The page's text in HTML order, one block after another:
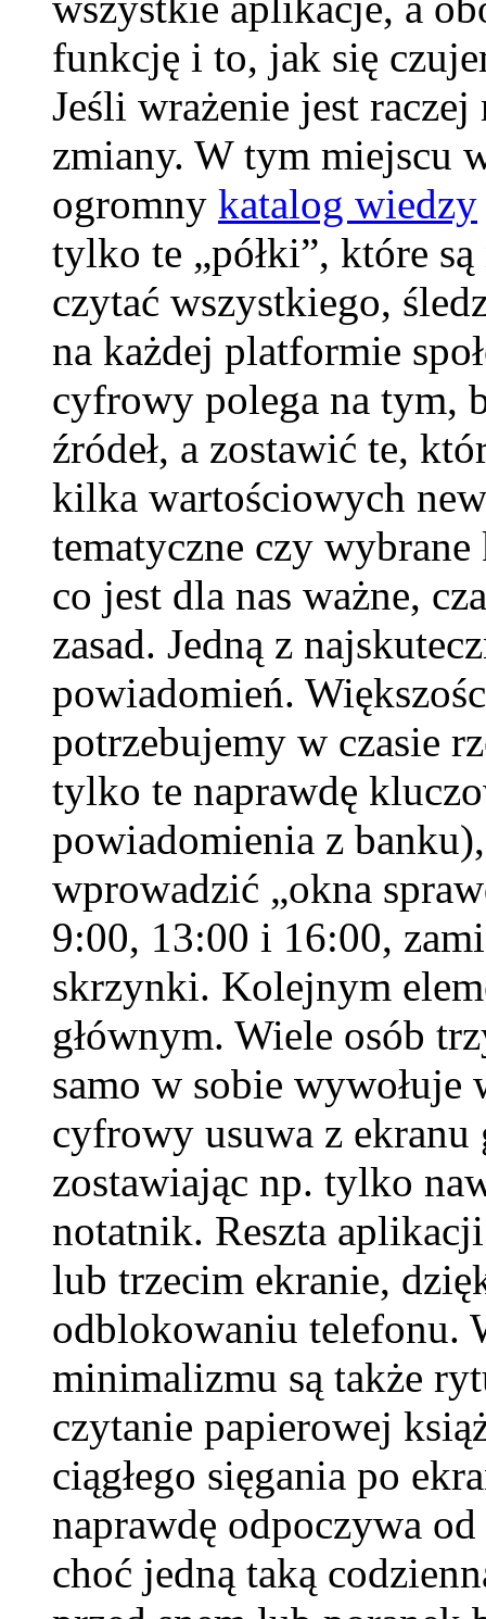
funkcję i to, jak się
Jeśli wrażenie jest
zmiany. W tym miejscu
ogromny katalog wiedzy
tylko te „półki”, które
czytać wszystkiego,
na każdej platformie
cyfrowy polega na tym,
źródeł, a zostawić te,
kilka wartościowych
tematyczne czy
co jest dla nas ważne,
zasad. Jedną z
powiadomień.
potrzebujemy w czasie
tylko te naprawdę
powiadomienia z
wprowadzić „okna
9:00, 13:00 i 16:00,
skrzynki. Kolejnym
głównym. Wiele osób
samo w sobie wywołuje
cyfrowy usuwa z ekranu
zostawiając np. tylko
notatnik. Reszta
lub trzecim ekranie,
odblokowaniu telefonu.
minimalizmu są także
czytanie papierowej
ciągłego sięgania po
naprawdę odpoczywa
choć jedną taką